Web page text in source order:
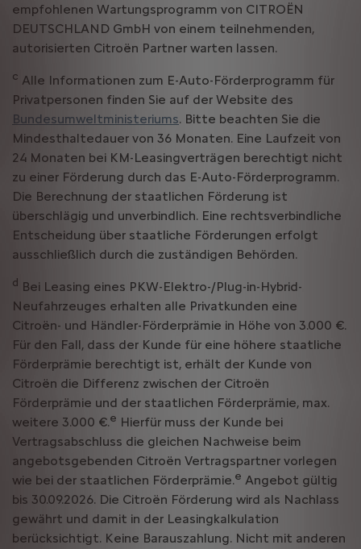
empfohlenen Wartungsprogramm von CITROËN
DEUTSCHLAND GmbH von einem teilnehmenden,
autorisierten Citroën Partner warten lassen.
c Alle Informationen zum E-Auto-Förderprogramm für
Privatpersonen finden Sie auf der Website des
Bundesumweltministeriums. Bitte beachten Sie die
Mindesthaltedauer von 36 Monaten. Eine Laufzeit von
24 Monaten bei KM-Leasingverträgen berechtigt nicht
zu einer Förderung durch das E-Auto-Förderprogramm.
Die Berechnung der staatlichen Förderung ist
überschlägig und unverbindlich. Eine rechtsverbindliche
Entscheidung über staatliche Förderungen erfolgt
ausschließlich durch die zuständigen Behörden.
d Bei Leasing eines PKW-Elektro-/Plug-in-Hybrid-
Neufahrzeuges erhalten alle Privatkunden eine
Citroën- und Händler-Förderprämie in Höhe von 3.000 €.
Für den Fall, dass der Kunde für eine höhere staatliche
Förderprämie berechtigt ist, erhält der Kunde von
Citroën die Differenz zwischen der Citroën
Förderprämie und der staatlichen Förderprämie, max.
weitere 3.000 €.e Hierfür muss der Kunde bei
Vertragsabschluss die gleichen Nachweise beim
angebotsgebenden Citroën Vertragspartner vorlegen
wie bei der staatlichen Förderprämie.e Angebot gültig
bis 30.09.2026. Die Citroën Förderung wird als Nachlass
gewährt und damit in der Leasingkalkulation
berücksichtigt. Keine Barauszahlung. Nicht mit anderen